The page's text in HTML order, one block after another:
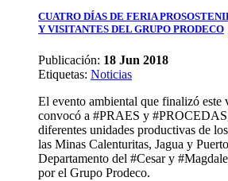
CUATRO DÍAS DE FERIA
Y VISITANTES DEL GRUPO PRODECO
Publicación: 18 Jun 2018
Etiquetas: Noticias
El evento ambiental que finalizó este
convocó a #PRAES y
diferentes unidades productivas de
las Minas Calenturitas, Jagua y
Departamento del #Cesar y
por el Grupo Prodeco.